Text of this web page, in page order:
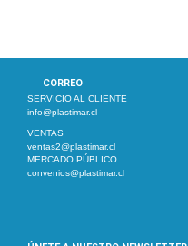
CORREO
SERVICIO AL CLIENTE
info@plastimar.cl
VENTAS
ventas2@plastimar.cl
MERCADO PÚBLICO
convenios@plastimar.cl